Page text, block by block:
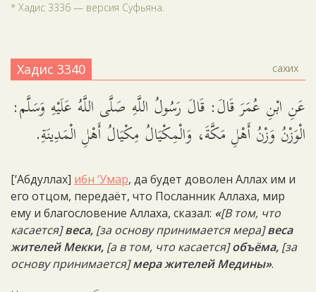
* Хадис 3336 — версия Суфьяна.
Хадис 3340 сахих
عَنِ ابْنِ عُمَرَ قَالَ: قَالَ رَسُولُ اللَّهِ صَلَّى اللَّهُ عَلَيْهِ وَسَلَّم:
الْوَزْنُ وَزْنُ أَهْلِ مَكَّةَ، وَالْمِكْيَالُ مِكْيَالُ أَهْلِ الْمَدِينَةِ.
[‘Абдуллах] ибн ‘Умар, да будет доволен Аллах им и
его отцом, передаёт, что Посланник Аллаха, мир
ему и благословение Аллаха, сказал: «[В том, что
касается]веса, [за основу принимается мера]веса
жителей Мекки, [а в том, что касается]объёма, [за
основу принимается]мера жителей Медины».